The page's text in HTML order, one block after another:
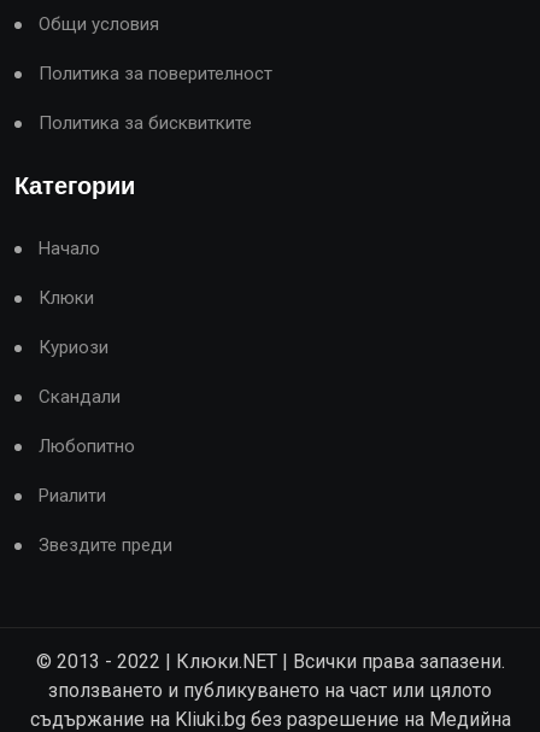
Общи условия
Политика за поверителност
Политика за бисквитките
Категории
Начало
Клюки
Куриози
Скандали
Любопитно
Риалити
Звездите преди
© 2013 - 2022 | Клюки.NET | Всички права запазени.
зползването и публикуването на част или цялото
съдържание на Kliuki.bg без разрешение на Медийна